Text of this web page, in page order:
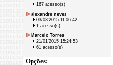
167 acesso(s)
alexandre neves
03/03/2015 11:06:42
1 acesso(s)
Marcelo Torres
21/01/2015 15:24:53
61 acesso(s)
Opções: